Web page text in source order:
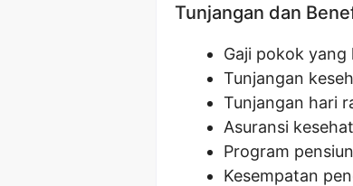
Tunjangan dan
Gaji pokok
Tunjangan
Tunjangan hari
Asuransi
Program
Kesempatan